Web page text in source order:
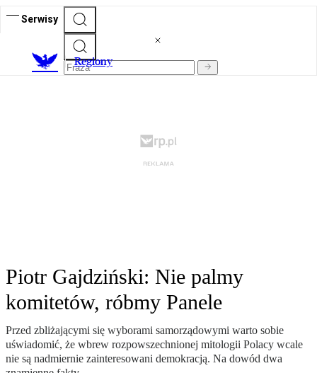
Serwisy
Regiony
Piotr Gajdziński: Nie palmy
komitetów, róbmy Panele
Przed zbliżającymi się wyborami samorządowymi warto sobie
uświadomić, że wbrew rozpowszechnionej mitologii Polacy wcale
nie są nadmiernie zainteresowani demokracją. Na dowód dwa